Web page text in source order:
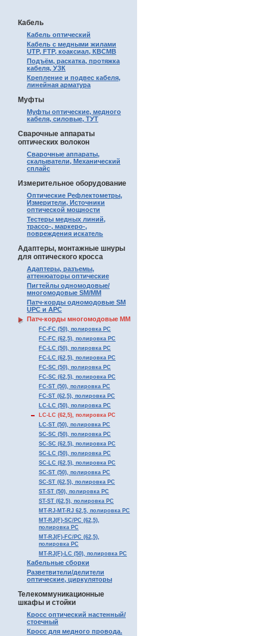
Кабель
Кабель оптический
Кабель с медными жилами
UTP, FTP, коаксиал, КВСМВ
Подъём, раскатка, протяжка
кабеля, УЗК
Крепление и подвес кабеля,
линейная арматура
Муфты
Муфты оптические, медного
кабеля, силовые, ТУТ
Сварочные аппараты
оптических волокон
Сварочные аппараты,
скалыватели, Механический
сплайс
Измерительное оборудование
Оптические Рефлектометры,
Измерители, Источники
оптической мощности
Тестеры медных линий,
трассо-, маркеро-,
повреждения искатель
Адаптеры, монтажные шнуры
для оптического кросса
Адаптеры, разъемы,
аттенюаторы оптические
Пигтейлы одномодовые/
многомодовые SM/MM
Патч-корды одномодовые SM
UPC и APC
Патч-корды многомодовые MM
FC-FC (50), полировка PC
FC-FC (62,5), полировка PC
FC-LC (50), полировка PC
FC-LC (62,5), полировка PC
FC-SC (50), полировка PC
FC-SC (62,5), полировка PC
FC-ST (50), полировка PC
FC-ST (62,5), полировка PC
LC-LC (50), полировка PC
LC-LC (62,5), полировка PC
LC-ST (50), полировка PC
SC-SC (50), полировка PC
SC-SC (62.5), полировка PC
SC-LC (50), полировка PC
SC-LC (62,5), полировка PC
SC-ST (50), полировка PC
SC-ST (62,5), полировка PC
ST-ST (50), полировка PC
ST-ST (62,5), полировка PC
MT-RJ-MT-RJ 62,5, полировка PC
MT-RJ(F)-SC/PC (62,5),
полировка PC
MT-RJ(F)-FC/PC (62,5),
полировка PC
MT-RJ(F)-LC (50), полировка PC
Кабельные сборки
Разветвители/делители
оптические, циркуляторы
Телекоммуникационные
шкафы и стойки
Кросс оптический настенный/
стоечный
Кросс для медного провода.